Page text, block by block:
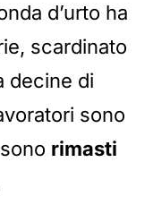
d’urto ha
scardinato
decine di
sono
rimasti